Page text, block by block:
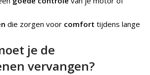
die zorgen voor comfort tijdens lange
je de
vervangen?